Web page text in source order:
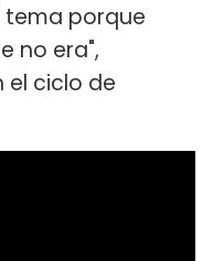
tema porque
no era",
el ciclo de